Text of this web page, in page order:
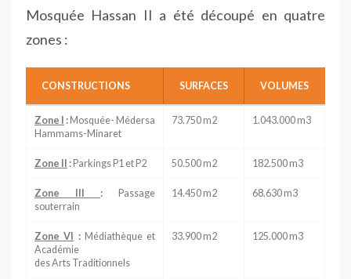
Mosquée Hassan II a été découpé en quatre
zones :
CONSTRUCTIONS SURFACES VOLUMES
Zone I : Mosquée- Médersa
Hammams-Minaret
73.750 m2 1.043.000 m3
Zone II : Parkings P1 et P2 50.500 m2 182.500 m3
Zone III : Passage
souterrain
14.450 m2 68.630 m3
Zone VI :Médiathèque et
Académie
des Arts Traditionnels
33.900 m2 125.000 m3